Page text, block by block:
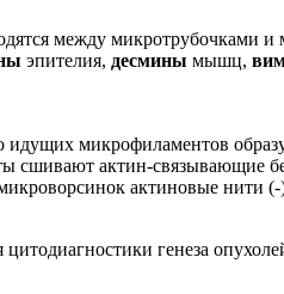
между микротрубочками
эпителия, десмины мышц,
идущих микрофиламентов
сшивают актин-
актиновые нити
генеза